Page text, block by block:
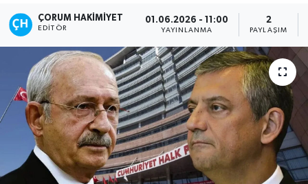
ÇORUM HAKIMIYET
EDITÖR
01.06.2026 - 11:00
YAYINLANMA
2
PAYLAŞIM
İLÇELER
OTOPARK
TEKNOLOJİ